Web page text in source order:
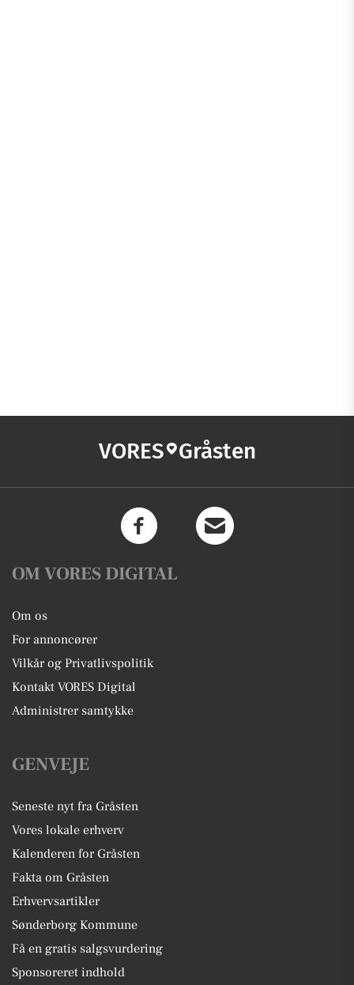
VORES Gråsten
OM VORES DIGITAL
Om os
For annoncører
Vilkår og Privatlivspolitik
Kontakt VORES Digital
Administrer samtykke
GENVEJE
Seneste nyt fra Gråsten
Vores lokale erhverv
Kalenderen for Gråsten
Fakta om Gråsten
Erhvervsartikler
Sønderborg Kommune
Få en gratis salgsvurdering
Sponsoreret indhold